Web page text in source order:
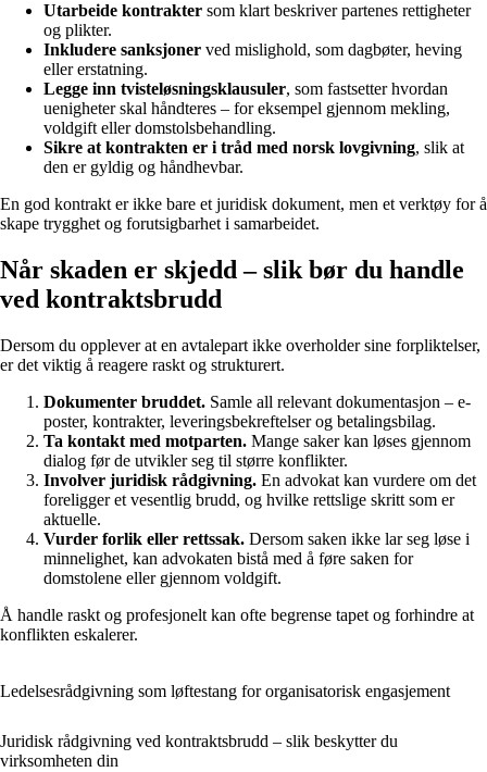
Utarbeide kontrakter som klart beskriver partenes rettigheter
og plikter.
Inkludere sanksjoner ved mislighold, som dagbøter, heving
eller erstatning.
Legge inn tvisteløsningsklausuler, som fastsetter hvordan
uenigheter skal håndteres – for eksempel gjennom mekling,
voldgift eller domstolsbehandling.
Sikre at kontrakten er i tråd med norsk lovgivning, slik at
den er gyldig og håndhevbar.
En god kontrakt er ikke bare et juridisk dokument, men et verktøy for å
skape trygghet og forutsigbarhet i samarbeidet.
Når skaden er skjedd – slik bør du handle
ved kontraktsbrudd
Dersom du opplever at en avtalepart ikke overholder sine forpliktelser,
er det viktig å reagere raskt og strukturert.
Dokumenter bruddet. Samle all relevant dokumentasjon – e-
poster, kontrakter, leveringsbekreftelser og betalingsbilag.
Ta kontakt med motparten. Mange saker kan løses gjennom
dialog før de utvikler seg til større konflikter.
Involver juridisk rådgivning. En advokat kan vurdere om det
foreligger et vesentlig brudd, og hvilke rettslige skritt som er
aktuelle.
Vurder forlik eller rettssak. Dersom saken ikke lar seg løse i
minnelighet, kan advokaten bistå med å føre saken for
domstolene eller gjennom voldgift.
Å handle raskt og profesjonelt kan ofte begrense tapet og forhindre at
konflikten eskalerer.
Ledelsesrådgivning som løftestang for organisatorisk engasjement
Juridisk rådgivning ved kontraktsbrudd – slik beskytter du
virksomheten din